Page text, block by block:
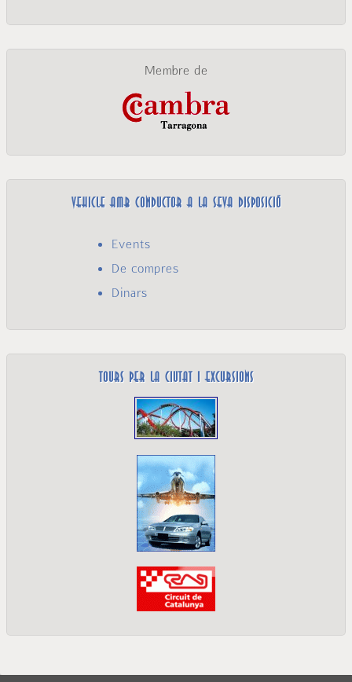
Membre de
Vehicle amb conductor a la seva disposició
Events
De compres
Dinars
Tours per la ciutat i excursions